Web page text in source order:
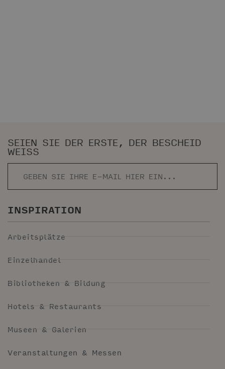
SEIEN SIE DER ERSTE, DER BESCHEID
WEISS
INSPIRATION
Arbeitsplätze
Einzelhandel
Bibliotheken & Bildung
Hotels & Restaurants
Museen & Galerien
Veranstaltungen & Messen